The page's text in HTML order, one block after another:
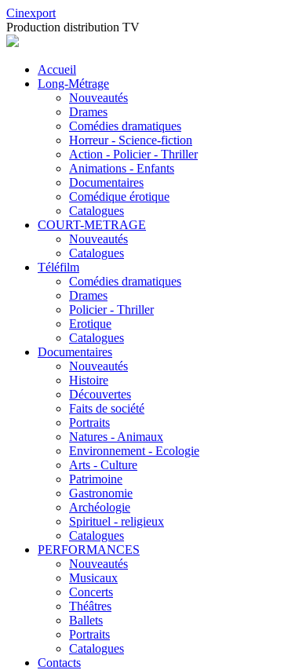
Cinexport
Production distribution TV
Accueil
Long-Métrage
Nouveautés
Drames
Comédies dramatiques
Horreur - Science-fiction
Action - Policier - Thriller
Animations - Enfants
Documentaires
Comédique érotique
Catalogues
COURT-METRAGE
Nouveautés
Catalogues
Téléfilm
Comédies dramatiques
Drames
Policier - Thriller
Erotique
Catalogues
Documentaires
Nouveautés
Histoire
Découvertes
Faits de société
Portraits
Natures - Animaux
Environnement - Ecologie
Arts - Culture
Patrimoine
Gastronomie
Archéologie
Spirituel - religieux
Catalogues
PERFORMANCES
Nouveautés
Musicaux
Concerts
Théâtres
Ballets
Portraits
Catalogues
Contacts